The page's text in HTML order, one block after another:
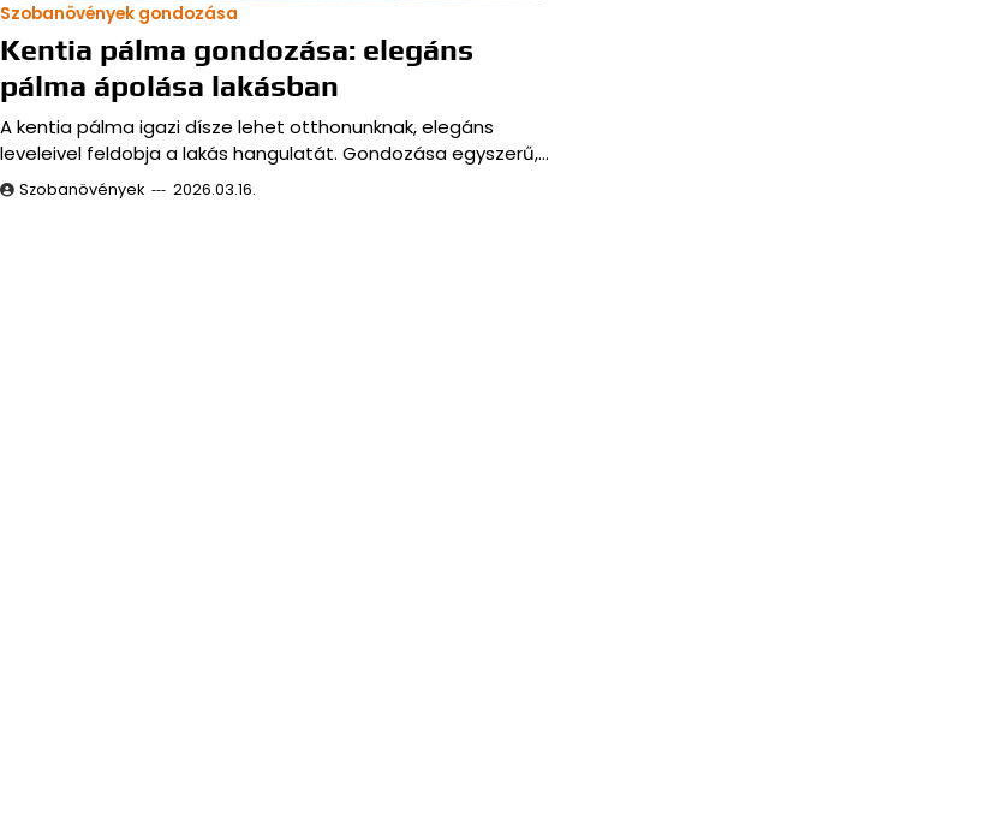
Szobanövények gondozása
Kentia pálma gondozása: elegáns
pálma ápolása lakásban
A kentia pálma igazi dísze lehet otthonunknak, elegáns
leveleivel feldobja a lakás hangulatát. Gondozása egyszerű,…
Szobanövények 2026.03.16.